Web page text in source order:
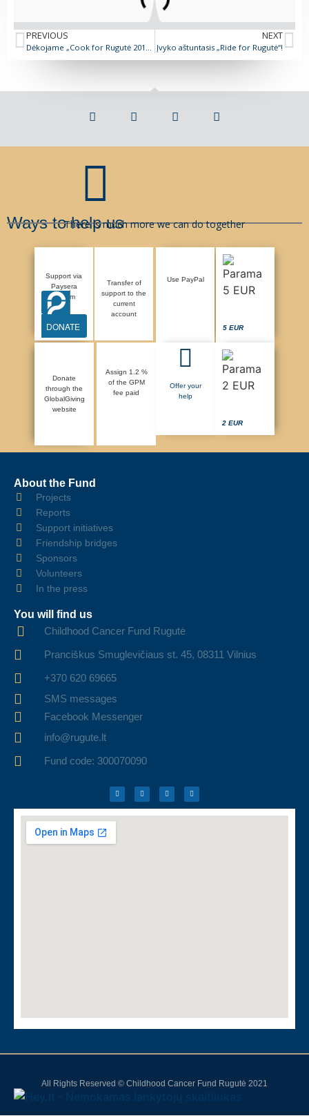
PREVIOUS
Dėkojame „Cook for Rugutė 2017“ dalyviams
NEXT
Įvyko aštuntasis „Ride for Rugutė“!
Ways to help usThere is much more we can do together
Support via
Paysera
system
DONATE
Transfer of
support to the
current
account
Use PayPal
5 EUR
Donate
through the
GlobalGiving
website
Assign 1.2 %
of the GPM
fee paid
Offer your
help
2 EUR
About the Fund
Projects
Reports
Support initiatives
Friendship bridges
Sponsors
Volunteers
In the press
You will find us
Childhood Cancer Fund Rugutė
Pranciškus Smuglevičiaus st. 45, 08311 Vilnius
+370 620 69665
SMS messages
Facebook Messenger
info@rugute.lt
Fund code: 300070090
All Rights Reserved © Childhood Cancer Fund Rugutė 2021